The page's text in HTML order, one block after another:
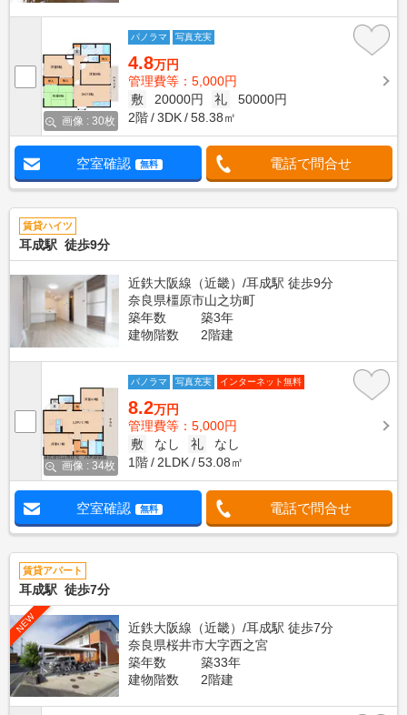
画像 : 30枚
パノラマ 写真充実
4.8万円
管理費等：5,000円
敷
20000円 礼
50000円
2階
3DK 58.38㎡
空室確認 無料 電話で問合せ
賃貸ハイツ
耳成駅 徒歩9分
近鉄大阪線（近畿）/耳成駅 徒歩9分
奈良県橿原市山之坊町
築年数
築3年
建物階数
2階建
画像 : 34枚
パノラマ 写真充実 インターネット無料
8.2万円
管理費等：5,000円
敷
なし 礼
なし
1階
2LDK 53.08㎡
空室確認 無料 電話で問合せ
賃貸アパート
耳成駅 徒歩7分
NEW
近鉄大阪線（近畿）/耳成駅 徒歩7分
奈良県桜井市大字西之宮
築年数
築33年
建物階数
2階建